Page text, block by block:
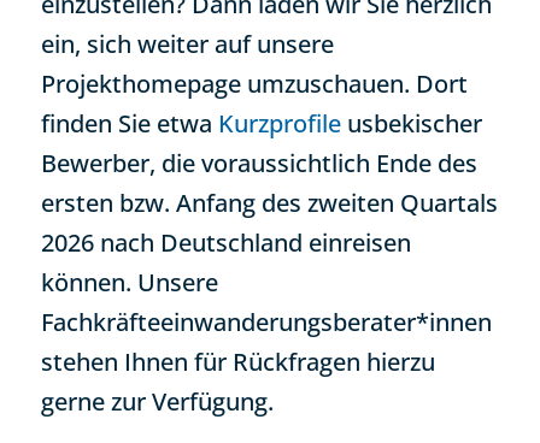
ein, sich weiter auf unsere
Projekthomepage umzuschauen. Dort
finden Sie etwa Kurzprofileusbekischer
Bewerber, die voraussichtlich Ende des
ersten bzw. Anfang des zweiten Quartals
2026 nach Deutschland einreisen
können. Unsere
Fachkräfteeinwanderungsberater*innen
stehen Ihnen für Rückfragen hierzu
gerne zur Verfügung.